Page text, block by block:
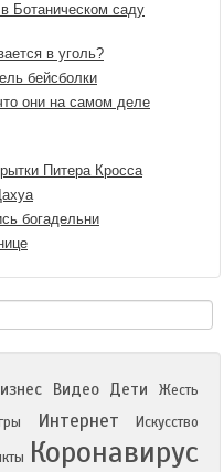
Ботаническом саду
в уголь?
бейсболки
они на самом деле
Питера Кросса
богадельни
Видео Дети
Жесть
Интернет Искусство
Коронавирус